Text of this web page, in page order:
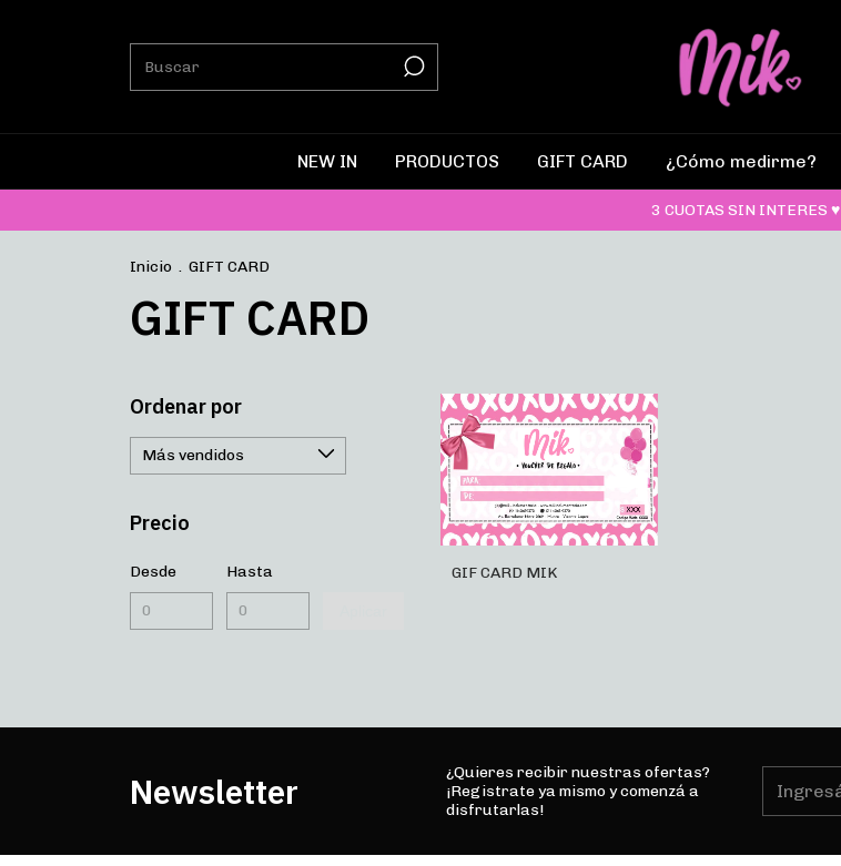
NEW IN PRODUCTOS GIFT CARD ¿Cómo medirme?
3 CUOTAS SIN INTERES ♥
Inicio . GIFT CARD
GIFT CARD
Ordenar por
Precio
Desde Hasta GIF CARD MIK
Newsletter
¿Quieres recibir nuestras ofertas?
¡Registrate ya mismo y comenzá a
disfrutarlas!